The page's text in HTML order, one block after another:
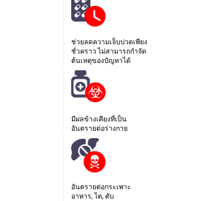
ช่วยลดความเจ็บปวดเพียง
ชั่วคราว ไม่สามารถกำจัด
ต้นเหตุของปัญหาได้
มีผลข้างเคียงที่เป็น
อันตรายต่อร่างกาย
อันตรายต่อกระเพาะ
อาหาร, ไต, ตับ